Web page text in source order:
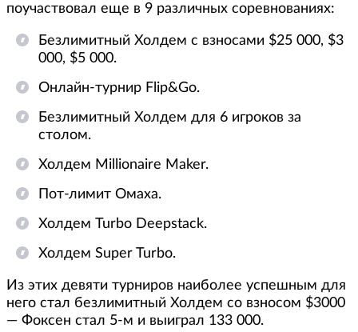
поучаствовал еще в 9 различных соревнованиях:
Безлимитный Холдем с взносами $25 000, $3
000, $5 000.
Онлайн-турнир Flip&Go.
Безлимитный Холдем для 6 игроков за
столом.
Холдем Millionaire Maker.
Пот-лимит Омаха.
Холдем Turbo Deepstack.
Холдем Super Turbo.
Из этих девяти турниров наиболее успешным для
него стал безлимитный Холдем со взносом $3000
— Фоксен стал 5-м и выиграл 133 000.